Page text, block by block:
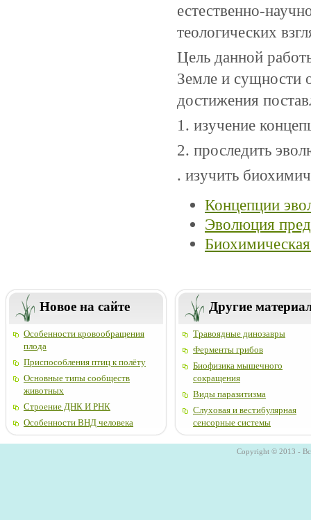
естественно-
теологических
Цель данной
Земле и сущности
достижения
1. изучение
2. проследить
. изучить
Концепции
Эволюция
Новое на сайте
Особенности кровообращения
плода
Приспособления птиц к полёту
Основные типы сообществ
животных
Строение ДНК И РНК
Особенности ВНД человека
Другие
Травоядные динозавры
Ферменты грибов
Биофизика мышечного
сокращения
Виды паразитизма
Слуховая и вестибулярная
сенсорные системы
Copyright © 2013 -